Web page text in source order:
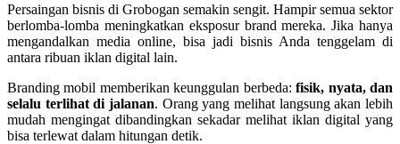
Persaingan bisnis di Grobogan semakin sengit. Hampir semua sektor
berlomba-lomba meningkatkan eksposur brand mereka. Jika hanya
mengandalkan media online, bisa jadi bisnis Anda tenggelam di
antara ribuan iklan digital lain.
Branding mobil memberikan keunggulan berbeda:fisik, nyata, dan
selalu terlihat di jalanan. Orang yang melihat langsung akan lebih
mudah mengingat dibandingkan sekadar melihat iklan digital yang
bisa terlewat dalam hitungan detik.